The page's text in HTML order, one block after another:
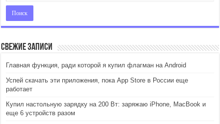
Свежие записи
Главная функция, ради которой я купил флагман на Android
Успей скачать эти приложения, пока App Store в России еще
работает
Купил настольную зарядку на 200 Вт: заряжаю iPhone, MacBook и
еще 6 устройств разом